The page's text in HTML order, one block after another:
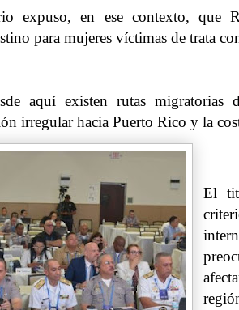
expuso, en ese contexto, que
para mujeres víctimas de trata
aquí existen rutas migratorias
irregular hacia Puerto Rico y la
El